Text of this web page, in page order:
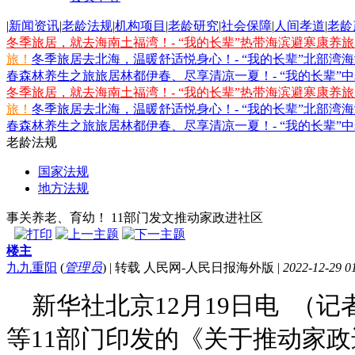
|新闻资讯|老龄法规|机构项目 |老龄研究|社会保障| 人间孝道|老
冬季旅居，就去海南土福湾！- “我的长辈”热带海滨避寒康养
旅！ 冬季旅居去北海，温暖舒适悦身心！- “我的长辈”北部湾
春森林养生之旅旅居林都伊春、尽享清凉一夏！- “我的长辈”
冬季旅居，就去海南土福湾！- “我的长辈”热带海滨避寒康养
旅！ 冬季旅居去北海，温暖舒适悦身心！- “我的长辈”北部湾
春森林养生之旅旅居林都伊春、尽享清凉一夏！- “我的长辈”
老龄法规
国家法规
地方法规
事关养老、育幼！ 11部门发文推动家政进社区
楼主
九九重阳 (管理员) | 转载 人民网-人民日报海外版 | 2022-12-29
新华社北京12月19日电 （记
等11部门印发的《关于推动家